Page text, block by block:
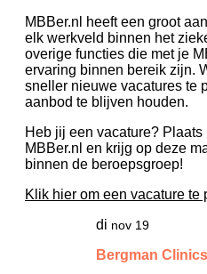
MBBer.nl heeft een groot
elk werkveld binnen het
overige functies die met je
ervaring binnen bereik zijn.
sneller nieuwe vacatures te
aanbod te blijven houden.
Heb jij een vacature? Plaats
MBBer.nl en krijg op deze
binnen de beroepsgroep!
Klik hier om een vacature te
di nov 19
Bergman